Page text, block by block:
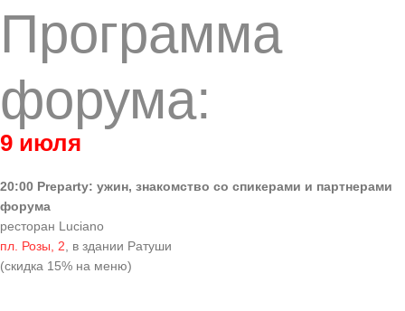
Программа
форума:
9 июля
20:00 Preparty: ужин, знакомство со спикерами и партнерами
форума
ресторан Luciano
пл. Розы, 2 , в здании Ратуши
(скидка 15% на меню)